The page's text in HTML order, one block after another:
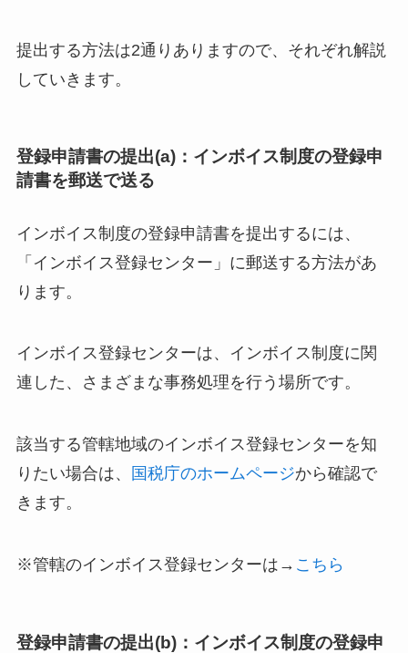
提出する方法は2通りありますので、それぞれ解説
していきます。
登録申請書の提出(a)：インボイス制度の登録申
請書を郵送で送る
インボイス制度の登録申請書を提出するには、
「インボイス登録センター」に郵送する方法があ
ります。
インボイス登録センターは、インボイス制度に関
連した、さまざまな事務処理を行う場所です。
該当する管轄地域のインボイス登録センターを知
りたい場合は、
国税庁のホームページから確認で
きます。
※管轄のインボイス登録センターは→ こちら
登録申請書の提出(b)：インボイス制度の登録申